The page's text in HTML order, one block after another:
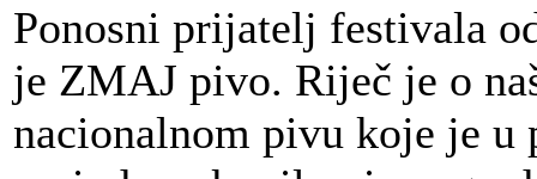
Ponosni prijatelj festivala
je ZMAJ pivo. Riječ je o
nacionalnom pivu koje je u